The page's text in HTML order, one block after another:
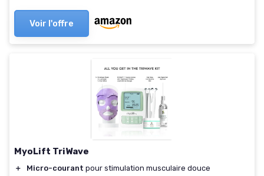
Voir l'offre
MyoLift TriWave
＋ Micro-courant pour stimulation musculaire douce